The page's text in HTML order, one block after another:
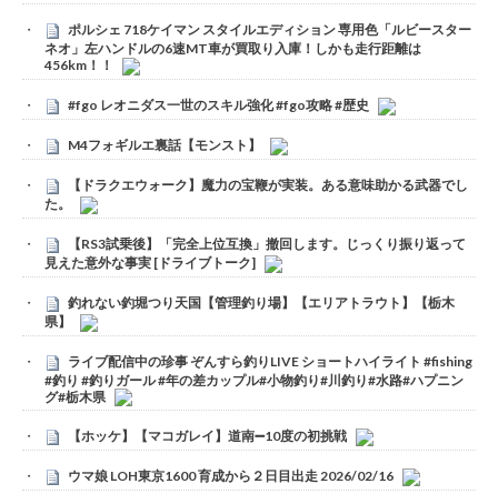
ポルシェ 718ケイマン スタイルエディション 専用色「ルビースター
ネオ」左ハンドルの6速MT車が買取り入庫！しかも走行距離は
456km！！
#fgo レオニダス一世のスキル強化 #fgo攻略 #歴史
M4フォギルエ裏話【モンスト】
【ドラクエウォーク】魔力の宝鞭が実装。ある意味助かる武器でし
た。
【RS3試乗後】「完全上位互換」撤回します。じっくり振り返って
見えた意外な事実 [ドライブトーク]
釣れない釣堀つり天国【管理釣り場】【エリアトラウト】【栃木
県】
ライブ配信中の珍事 ぞんすら釣りLIVE ショートハイライト #fishing
#釣り #釣りガール #年の差カップル#小物釣り#川釣り#水路#ハプニン
グ#栃木県
【ホッケ】【マコガレイ】道南➖10度の初挑戦
ウマ娘 LOH東京1600 育成から２日目出走 2026/02/16